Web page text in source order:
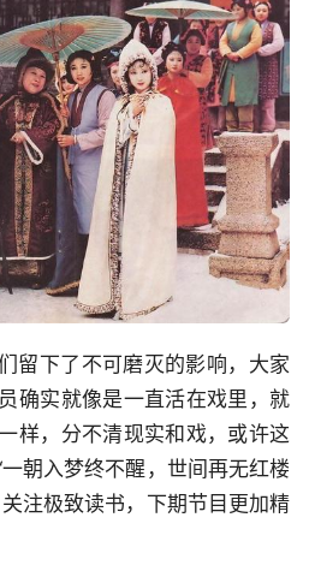
留下了不可磨灭的影响，大家
确实就像是一直活在戏里，就
样，分不清现实和戏，或许这
朝入梦终不醒，世间再无红楼
注极致读书，下期节目更加精